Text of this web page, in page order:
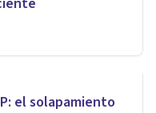
el solapamiento